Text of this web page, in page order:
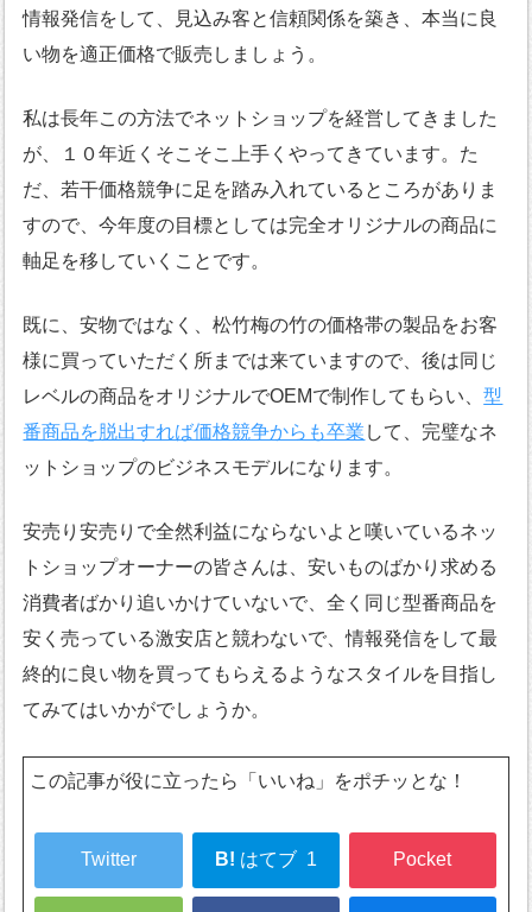
情報発信をして、見込み客と信頼関係を築き、本当に良
い物を適正価格で販売しましょう。
私は長年この方法でネットショップを経営してきました
が、１０年近くそこそこ上手くやってきています。た
だ、若干価格競争に足を踏み入れているところがありま
すので、今年度の目標としては完全オリジナルの商品に
軸足を移していくことです。
既に、安物ではなく、松竹梅の竹の価格帯の製品をお客
様に買っていただく所までは来ていますので、後は同じ
レベルの商品をオリジナルでOEMで制作してもらい、型
番商品を脱出すれば価格競争からも卒業 して、完璧なネ
ットショップのビジネスモデルになります。
安売り安売りで全然利益にならないよと嘆いているネッ
トショップオーナーの皆さんは、安いものばかり求める
消費者ばかり追いかけていないで、全く同じ型番商品を
安く売っている激安店と競わないで、情報発信をして最
終的に良い物を買ってもらえるようなスタイルを目指し
てみてはいかがでしょうか。
この記事が役に立ったら「いいね」をポチッとな！
Twitter B! はてブ 1 Pocket